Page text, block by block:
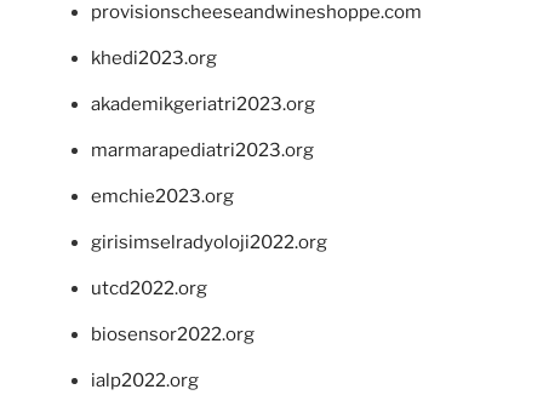
provisionscheeseandwineshoppe.com
khedi2023.org
akademikgeriatri2023.org
marmarapediatri2023.org
emchie2023.org
girisimselradyoloji2022.org
utcd2022.org
biosensor2022.org
ialp2022.org